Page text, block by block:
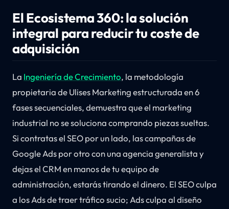
El Ecosistema 360: la solución
integral para reducir tu coste de
adquisición
La Ingeniería de Crecimiento, la metodología
propietaria de Ulises Marketing estructurada en 6
fases secuenciales, demuestra que el marketing
industrial no se soluciona comprando piezas sueltas.
Si contratas el SEO por un lado, las campañas de
Google Ads por otro con una agencia generalista y
dejas el CRM en manos de tu equipo de
administración, estarás tirando el dinero. El SEO culpa
a los Ads de traer tráfico sucio; Ads culpa al diseño